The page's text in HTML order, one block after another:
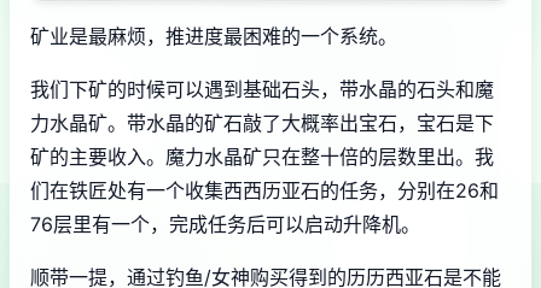
矿业是最麻烦，推进度最困难的一个系统。
我们下矿的时候可以遇到基础石头，带水晶的石头和魔
力水晶矿。带水晶的矿石敲了大概率出宝石，宝石是下
矿的主要收入。魔力水晶矿只在整十倍的层数里出。我
们在铁匠处有一个收集西西历亚石的任务，分别在26和
76层里有一个，完成任务后可以启动升降机。
顺带一提，通过钓鱼/女神购买得到的历历西亚石是不能